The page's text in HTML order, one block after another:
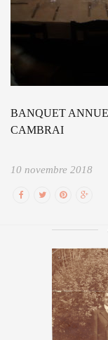
BANQUET
CAMBRAI
10 novembre 2018